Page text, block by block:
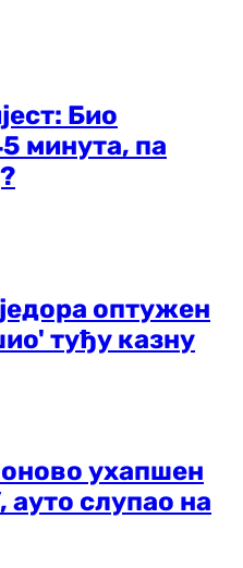
Био
минута, па
оптужен
туђу казну
ухапшен
ауто слупао на